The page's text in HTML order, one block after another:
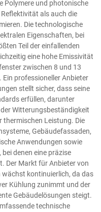
Polymere und photonische
als auch die
Die technologische
Eigenschaften, bei
Teil der einfallenden
eine hohe Emissivität
zwischen 8 und 13
professioneller Anbieter
stellt sicher, dass seine
erfüllen, darunter
Witterungsbeständigkeit
thermischen Leistung. Die
Gebäudefassaden,
Anwendungen sowie
denen eine präzise
Der Markt für Anbieter von
kontinuierlich, da das
Kühlung zunimmt und der
Gebäudelösungen steigt.
technische